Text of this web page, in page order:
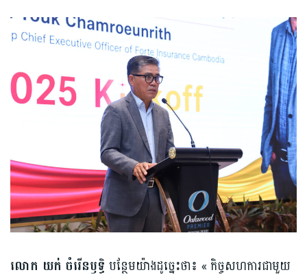
លោក យក់ ចំរើនឫទ្ធិ បន្ថែមយ៉ាងដូច្នេះថា៖ « កិច្ចសហការជាមួយ